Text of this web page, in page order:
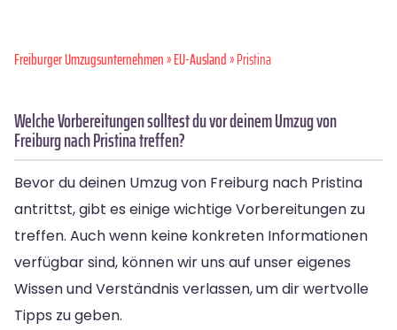
Freiburger Umzugsunternehmen»EU-Ausland» Pristina
Welche Vorbereitungen solltest du vor deinem Umzug von
Freiburg nach Pristina treffen?
Bevor du deinen Umzug von Freiburg nach Pristina
antrittst, gibt es einige wichtige Vorbereitungen zu
treffen. Auch wenn keine konkreten Informationen
verfügbar sind, können wir uns auf unser eigenes
Wissen und Verständnis verlassen, um dir wertvolle
Tipps zu geben.